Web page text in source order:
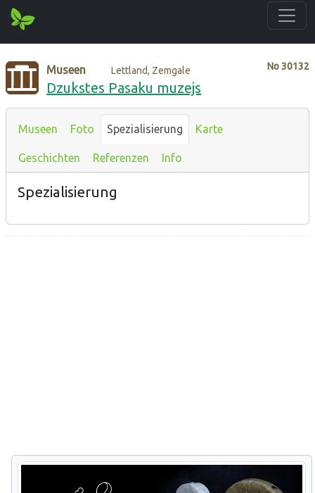
No30132
Museen Lettland, Zemgale
Dzukstes Pasaku muzejs
Museen Foto Spezialisierung Karte
Geschichten Referenzen Info
Spezialisierung